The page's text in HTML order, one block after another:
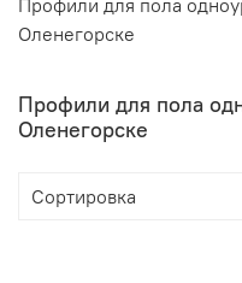
Оленегорске
Профили для пола
Оленегорске